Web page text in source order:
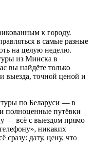
к городу.
в самые разные
на целую неделю.
из Минска в
вы найдёте только
выезда, точной ценой и
по Беларуси — в
полноценные путёвки
— всё с выездом прямо
никаких
сразу: дату, цену, что